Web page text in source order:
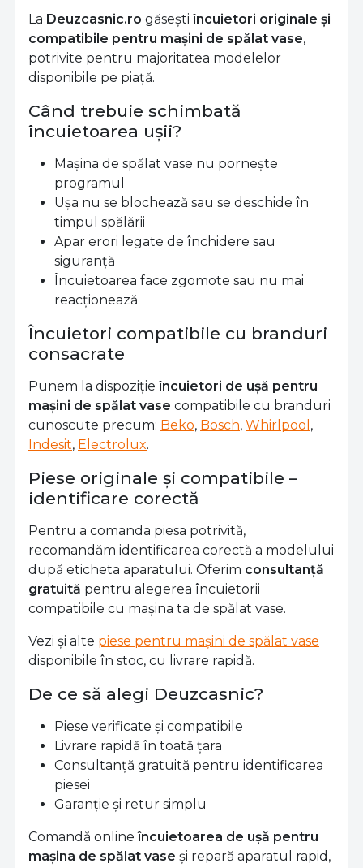
La Deuzcasnic.ro găseștiîncuietori originale și
compatibile pentru mașini de spălat vase,
potrivite pentru majoritatea modelelor
disponibile pe piață.
Când trebuie schimbată
încuietoarea ușii?
Mașina de spălat vase nu pornește
programul
Ușa nu se blochează sau se deschide în
timpul spălării
Apar erori legate de închidere sau
siguranță
Încuietoarea face zgomote sau nu mai
reacționează
Încuietori compatibile cu branduri
consacrate
Punem la dispozițieîncuietori de ușă pentru
mașini de spălat vase compatibile cu branduri
cunoscute precum: Beko, Bosch, Whirlpool ,
Indesit, Electrolux.
Piese originale și compatibile –
identificare corectă
Pentru a comanda piesa potrivită,
recomandăm identificarea corectă a modelului
după eticheta aparatului. Oferim consultanță
gratuită pentru alegerea încuietorii
compatibile cu mașina ta de spălat vase.
Vezi și alte piese pentru mașini de spălat vase
disponibile în stoc, cu livrare rapidă.
De ce să alegi Deuzcasnic?
Piese verificate și compatibile
Livrare rapidă în toată țara
Consultanță gratuită pentru identificarea
piesei
Garanție și retur simplu
Comandă onlineîncuietoarea de ușă pentru
mașina de spălat vase și repară aparatul rapid,